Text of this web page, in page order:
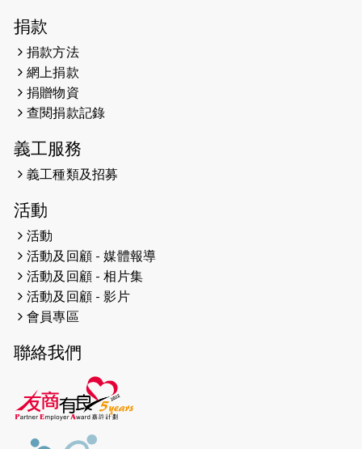
2026-04-30
2026-04-25
2026-04-24
2026-04-23
2026-04-19
2026-04-16
猛龍長跑隊恆常練習 - 4月16日
（19:00開始）
2026-04-12
2026-04-11
2026-04-10 太古家＋賞系列：漫步魔術與音樂
2026-04-09
捐款
捐款方法
網上捐款
捐贈物資
查閱捐款記錄
義工服務
義工種類及招募
活動
活動
活動及回顧 - 媒體報導
活動及回顧 - 相片集
活動及回顧 - 影片
會員專區
聯絡我們